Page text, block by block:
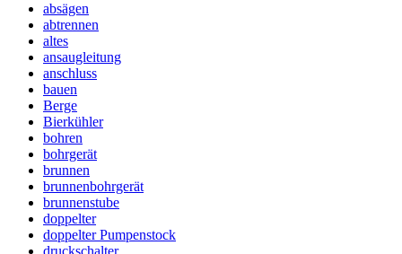
absägen
abtrennen
altes
ansaugleitung
anschluss
bauen
Berge
Bierkühler
bohren
bohrgerät
brunnen
brunnenbohrgerät
brunnenstube
doppelter
doppelter Pumpenstock
druckschalter